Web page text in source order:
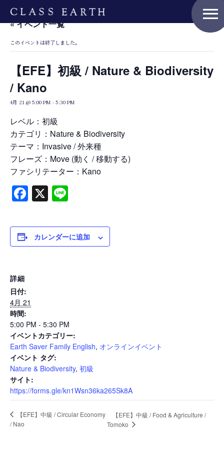
menu
Home
Nature Positive Members
Uniform Project
Art Project
Product Planning
Events
Journal
Interview
Online Shop
« イベント一覧
このイベントは終了しました。
【EFE】初級 / Nature & Biodiversity
/ Kano
4月 21 @ 5:00 PM - 5:30 PM
レベル：初級
カテゴリ：Nature & Biodiversity
テーマ：Invasive / 外来種
フレーズ：Move (動く / 移動する)
ファシリテーター：Kano
Facebook
X
カレンダーに追加
詳細
日付:
4月 21
時間:
5:00 PM - 5:30 PM
イベントカテゴリー:
Earth Saver Family English, オンラインイベント
イベント タグ:
Nature & Biodiversity, 初級
サイト:
https://forms.gle/kn1Wsn36ka265Sk8A
【EFE】中級 / Circular Economy
/ Nao
【EFE】中級 / Food & Agriculture /
Tomoko